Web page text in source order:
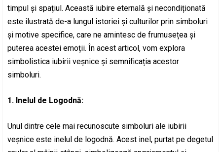
timpul și spațiul. Această iubire eternală și necondiționată
este ilustrată de-a lungul istoriei și culturilor prin simboluri
și motive specifice, care ne amintesc de frumusețea și
puterea acestei emoții. În acest articol, vom explora
simbolistica iubirii veșnice și semnificația acestor
simboluri.
1. Inelul de Logodnă:
Unul dintre cele mai recunoscute simboluri ale iubirii
veșnice este inelul de logodnă. Acest inel, purtat pe degetul